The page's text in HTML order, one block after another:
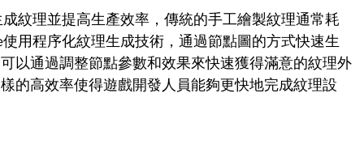
紋理並提高生產效率，傳統的手工繪製紋理通常耗
用程序化紋理生成技術，通過節點圖的方式快速生
以通過調整節點參數和效果來快速獲得滿意的紋理外
的高效率使得遊戲開發人員能夠更快地完成紋理設